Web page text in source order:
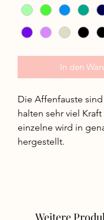
In den
Die Affenfauste
halten sehr viel
einzelne wird in
hergestellt.